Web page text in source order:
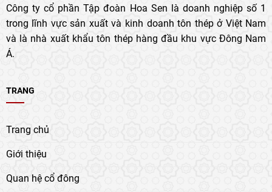
Công ty cổ phần Tập đoàn Hoa Sen là doanh nghiệp số 1
trong lĩnh vực sản xuất và kinh doanh tôn thép ở Việt Nam
và là nhà xuất khẩu tôn thép hàng đầu khu vực Đông Nam
Á.
TRANG
Trang chủ
Giới thiệu
Quan hệ cổ đông